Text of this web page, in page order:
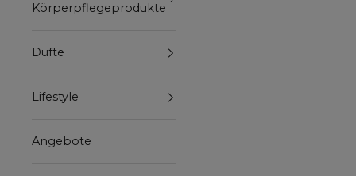
Körperpflegeprodukte
Düfte
Lifestyle
Angebote